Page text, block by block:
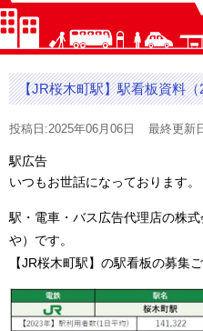
【JR桜木町駅】駅看板資料（
投稿日:2025年06月06日 最終更新
駅広告
いつもお世話になっております。
駅・電車・バス広告代理店の株
や）です。
【JR桜木町駅】の駅看板の募集ご